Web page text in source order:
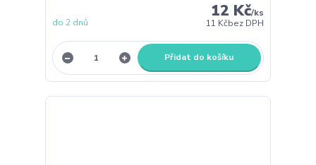
12 Kč/ks
11 Kčbez DPH
do 2 dnů
Přidat do košíku